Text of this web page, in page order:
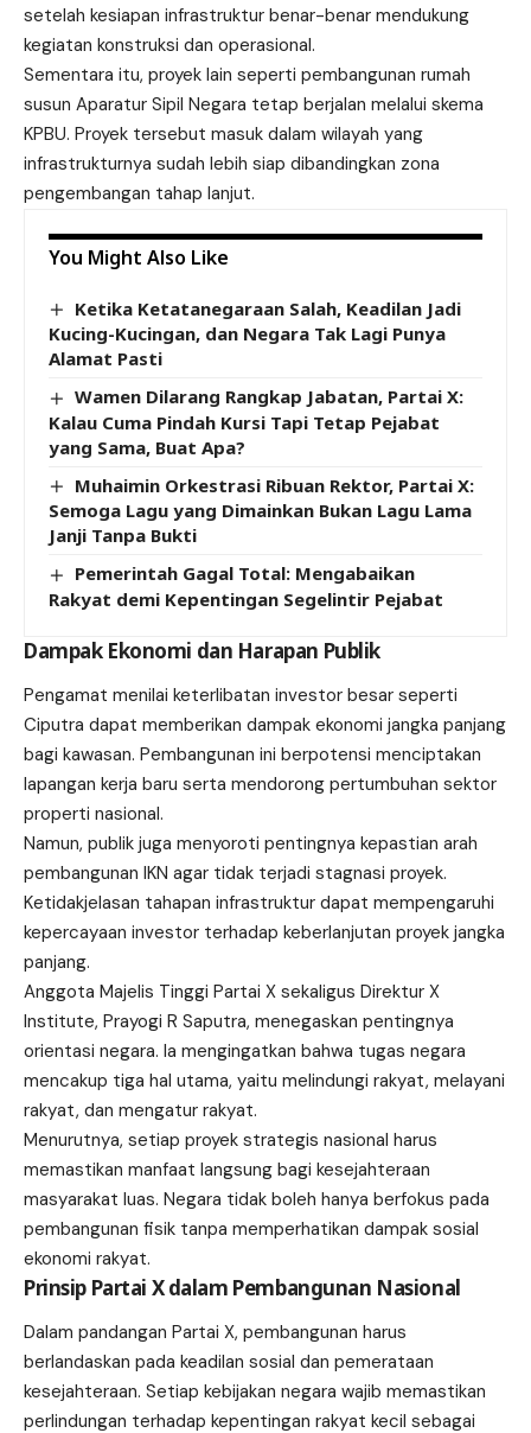
setelah kesiapan infrastruktur benar-benar mendukung
kegiatan konstruksi dan operasional.
Sementara itu, proyek lain seperti pembangunan rumah
susun Aparatur Sipil Negara tetap berjalan melalui skema
KPBU. Proyek tersebut masuk dalam wilayah yang
infrastrukturnya sudah lebih siap dibandingkan zona
pengembangan tahap lanjut.
You Might Also Like
Ketika Ketatanegaraan Salah, Keadilan Jadi
Kucing-Kucingan, dan Negara Tak Lagi Punya
Alamat Pasti
Wamen Dilarang Rangkap Jabatan, Partai X:
Kalau Cuma Pindah Kursi Tapi Tetap Pejabat
yang Sama, Buat Apa?
Muhaimin Orkestrasi Ribuan Rektor, Partai X:
Semoga Lagu yang Dimainkan Bukan Lagu Lama
Janji Tanpa Bukti
Pemerintah Gagal Total: Mengabaikan
Rakyat demi Kepentingan Segelintir Pejabat
Dampak Ekonomi dan Harapan Publik
Pengamat menilai keterlibatan investor besar seperti
Ciputra dapat memberikan dampak ekonomi jangka panjang
bagi kawasan. Pembangunan ini berpotensi menciptakan
lapangan kerja baru serta mendorong pertumbuhan sektor
properti nasional.
Namun, publik juga menyoroti pentingnya kepastian arah
pembangunan IKN agar tidak terjadi stagnasi proyek.
Ketidakjelasan tahapan infrastruktur dapat mempengaruhi
kepercayaan investor terhadap keberlanjutan proyek jangka
panjang.
Anggota Majelis Tinggi Partai X sekaligus Direktur X
Institute, Prayogi R Saputra, menegaskan pentingnya
orientasi negara. Ia mengingatkan bahwa tugas negara
mencakup tiga hal utama, yaitu melindungi rakyat, melayani
rakyat, dan mengatur rakyat.
Menurutnya, setiap proyek strategis nasional harus
memastikan manfaat langsung bagi kesejahteraan
masyarakat luas. Negara tidak boleh hanya berfokus pada
pembangunan fisik tanpa memperhatikan dampak sosial
ekonomi rakyat.
Prinsip Partai X dalam Pembangunan Nasional
Dalam pandangan Partai X, pembangunan harus
berlandaskan pada keadilan sosial dan pemerataan
kesejahteraan. Setiap kebijakan negara wajib memastikan
perlindungan terhadap kepentingan rakyat kecil sebagai